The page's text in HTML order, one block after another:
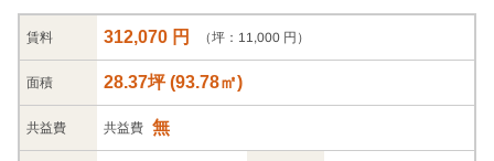
賃料 312,070 円 （坪：11,000 円）
面積 28.37坪(93.78㎡)
共益費 共益費 無